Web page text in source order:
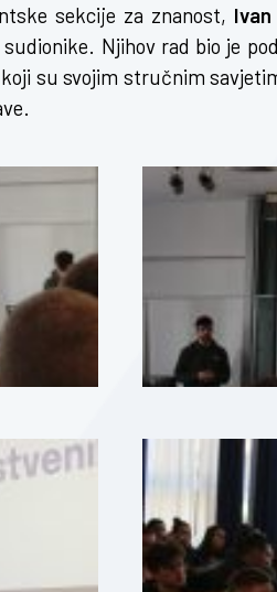
sekcije za znanost,
Njihov rad bio je
su svojim stručnim